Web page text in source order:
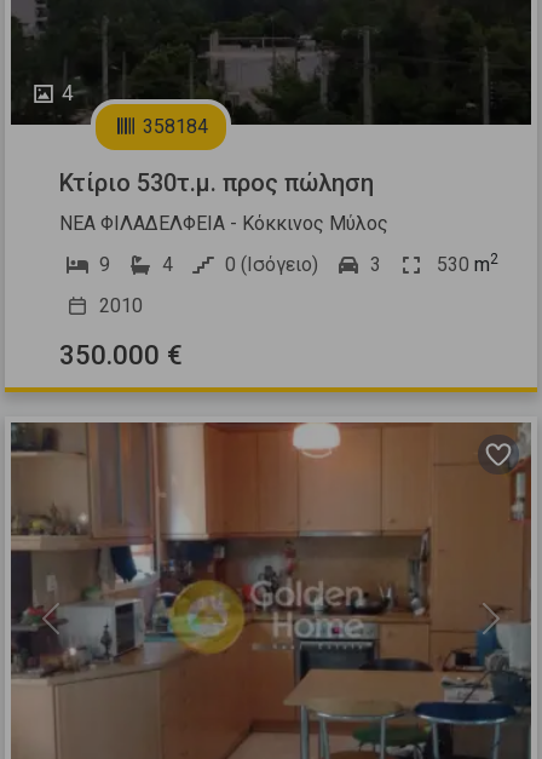
4
358184
Κτίριο 530τ.μ. προς πώληση
ΝΕΑ ΦΙΛΑΔΕΛΦΕΙΑ - Κόκκινος Μύλος
9
4 0 (Ισόγειο) 3 530 m2
2010
350.000 €
Previous Next